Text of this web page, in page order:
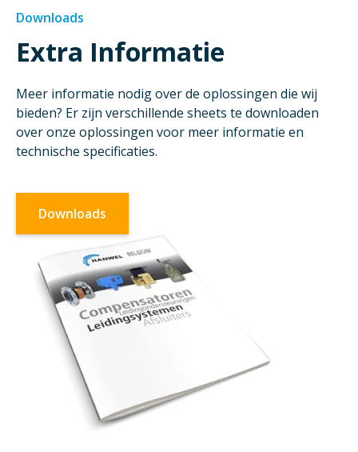
Downloads
Extra Informatie
Meer informatie nodig over de oplossingen die wij
bieden? Er zijn verschillende sheets te downloaden
over onze oplossingen voor meer informatie en
technische specificaties.
Downloads